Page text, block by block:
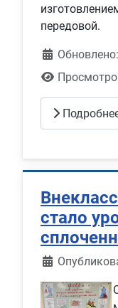
передовой.
стало
Информация